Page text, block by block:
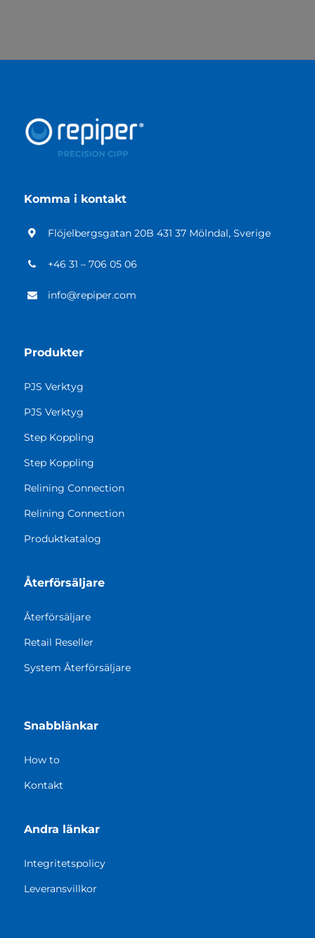
Komma i kontakt
Flöjelbergsgatan 20B 431 37 Mölndal, Sverige
+46 31 – 706 05 06
info@repiper.com
Produkter
PJS Verktyg
PJS Verktyg
Step Koppling
Step Koppling
Relining Connection
Relining Connection
Produktkatalog
Återförsäljare
Återförsäljare
Retail Reseller
System Återförsäljare
Snabblänkar
How to
Kontakt
Andra länkar
Integritetspolicy
Leveransvillkor